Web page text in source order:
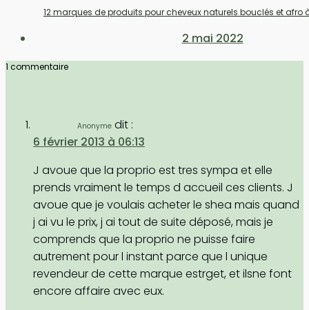
12 marques de produits pour cheveux naturels bouclés et afro
2 mai 2022
1 commentaire
Anonyme dit :
6 février 2013 à 06:13
J avoue que la proprio est tres sympa et elle
prends vraiment le temps d accueil ces clients. J
avoue que je voulais acheter le shea mais quand
j ai vu le prix, j ai tout de suite déposé, mais je
comprends que la proprio ne puisse faire
autrement pour l instant parce que l unique
revendeur de cette marque estrget, et ilsne font
encore affaire avec eux.